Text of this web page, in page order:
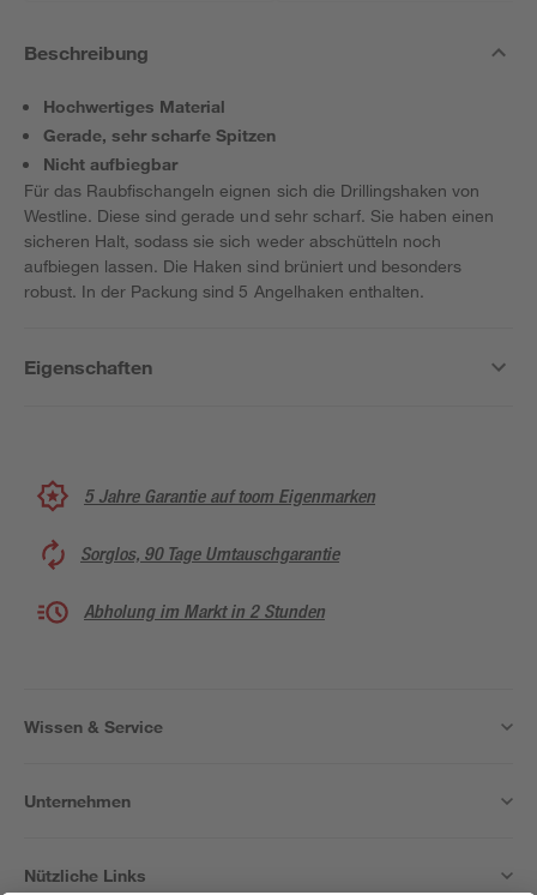
Beschreibung
Hochwertiges Material
Gerade, sehr scharfe Spitzen
Nicht aufbiegbar
Für das Raubfischangeln eignen sich die Drillingshaken von
Westline. Diese sind gerade und sehr scharf. Sie haben einen
sicheren Halt, sodass sie sich weder abschütteln noch
aufbiegen lassen. Die Haken sind brüniert und besonders
robust. In der Packung sind 5 Angelhaken enthalten.
Eigenschaften
5 Jahre Garantie auf toom Eigenmarken
Sorglos, 90 Tage Umtauschgarantie
Abholung im Markt in 2 Stunden
Wissen & Service
Unternehmen
Nützliche Links